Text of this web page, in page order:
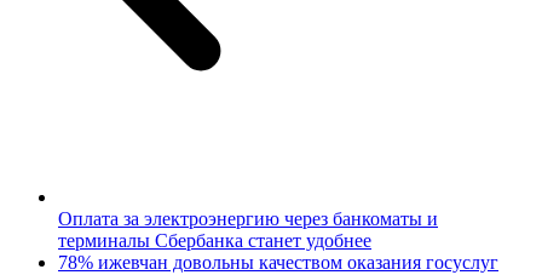
Оплата за электроэнергию через банкоматы и
терминалы Сбербанка станет удобнее
78% ижевчан довольны качеством оказания госуслуг